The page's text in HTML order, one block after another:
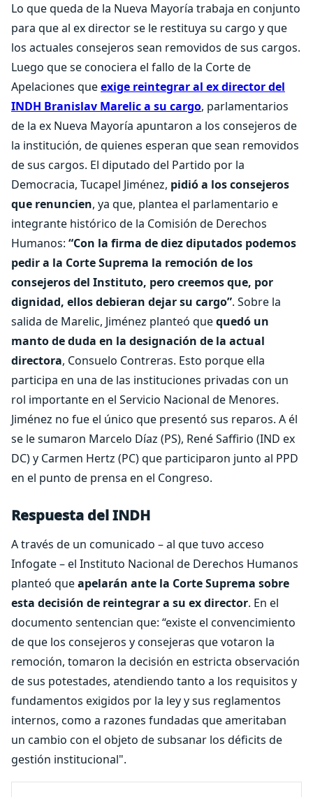
Lo que queda de la Nueva Mayoría trabaja en conjunto
para que al ex director se le restituya su cargo y que
los actuales consejeros sean removidos de sus cargos.
Luego que se conociera el fallo de la Corte de
Apelaciones queexige reintegrar al ex director del
INDH Branislav Marelic a su cargo, parlamentarios
de la ex Nueva Mayoría apuntaron a los consejeros de
la institución, de quienes esperan que sean removidos
de sus cargos. El diputado del Partido por la
Democracia, Tucapel Jiménez, pidió a los consejeros
que renuncien, ya que, plantea el parlamentario e
integrante histórico de la Comisión de Derechos
Humanos: “Con la firma de diez diputados podemos
pedir a la Corte Suprema la remoción de los
consejeros del Instituto, pero creemos que, por
dignidad, ellos debieran dejar su cargo”. Sobre la
salida de Marelic, Jiménez planteó quequedó un
manto de duda en la designación de la actual
directora, Consuelo Contreras. Esto porque ella
participa en una de las instituciones privadas con un
rol importante en el Servicio Nacional de Menores.
Jiménez no fue el único que presentó sus reparos. A él
se le sumaron Marcelo Díaz (PS), René Saffirio (IND ex
DC) y Carmen Hertz (PC) que participaron junto al PPD
en el punto de prensa en el Congreso.
Respuesta del INDH
A través de un comunicado – al que tuvo acceso
Infogate – el Instituto Nacional de Derechos Humanos
planteó queapelarán ante la Corte Suprema sobre
esta decisión de reintegrar a su ex director. En el
documento sentencian que: “existe el convencimiento
de que los consejeros y consejeras que votaron la
remoción, tomaron la decisión en estricta observación
de sus potestades, atendiendo tanto a los requisitos y
fundamentos exigidos por la ley y sus reglamentos
internos, como a razones fundadas que ameritaban
un cambio con el objeto de subsanar los déficits de
gestión institucional".